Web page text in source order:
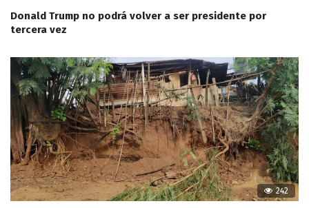
Donald Trump no podrá volver a ser presidente por
tercera vez
242